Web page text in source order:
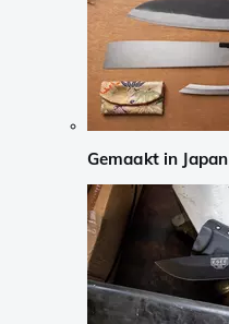
Gemaakt in Japan